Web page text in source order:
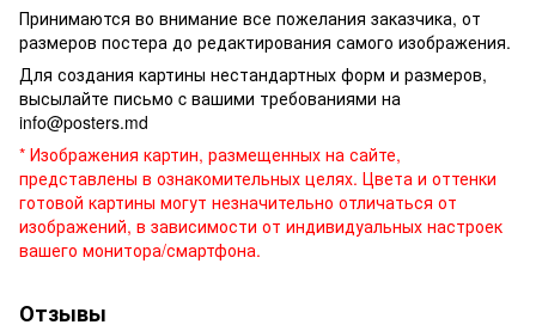
Принимаются во внимание все пожелания заказчика, от
размеров постера до редактирования самого изображения.
Для создания картины нестандартных форм и размеров,
высылайте письмо c вашими требованиями на
info@posters.md
* Изображения картин, размещенных на сайте,
представлены в ознакомительных целях. Цвета и оттенки
готовой картины могут незначительно отличаться от
изображений, в зависимости от индивидуальных настроек
вашего монитора/смартфона.
Отзывы